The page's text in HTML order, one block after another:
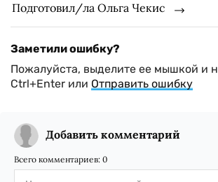
Подготовил/ла Ольга Чекис
Заметили ошибку?
Пожалуйста, выделите ее мышкой и
Ctrl+Enter или Отправить ошибку
Добавить комментарий
Всего комментариев: 0